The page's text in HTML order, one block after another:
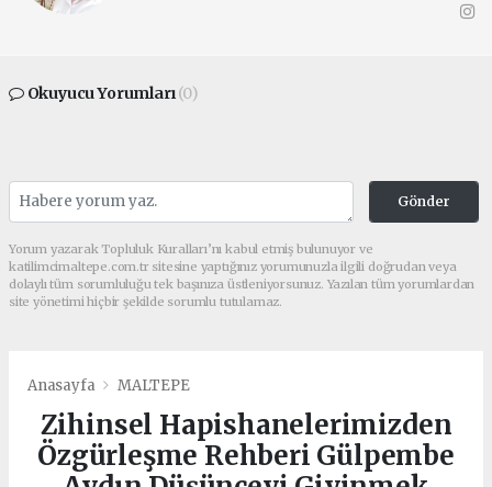
Okuyucu Yorumları(0)
Gönder
Yorum yazarak Topluluk Kuralları’nı kabul etmiş bulunuyor ve
katilimcimaltepe.com.tr sitesine yaptığınız yorumunuzla ilgili doğrudan veya
dolaylı tüm sorumluluğu tek başınıza üstleniyorsunuz. Yazılan tüm yorumlardan
site yönetimi hiçbir şekilde sorumlu tutulamaz.
Anasayfa MALTEPE
Zihinsel Hapishanelerimizden
Özgürleşme Rehberi Gülpembe